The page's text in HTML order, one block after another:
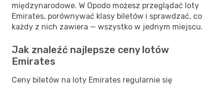
międzynarodowe. W Opodo możesz przeglądać loty
Emirates, porównywać klasy biletów i sprawdzać, co
każdy z nich zawiera — wszystko w jednym miejscu.
Jak znaleźć najlepsze ceny lotów
Emirates
Ceny biletów na loty Emirates regularnie się